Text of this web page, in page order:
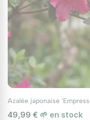
Azalée japonaise
49,99 € 🌱 en stock